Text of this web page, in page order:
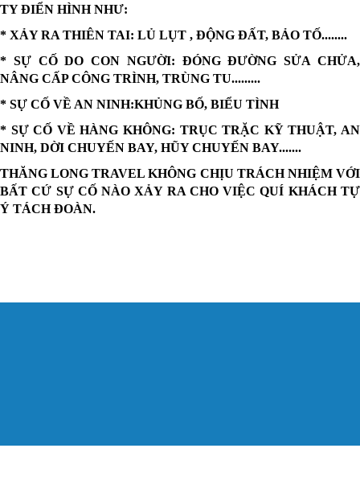
TY ĐIỂN HÌNH NHƯ:
* XẢY RA THIÊN TAI: LỦ LỤT , ĐỘNG ĐẤT, BẢO TỐ........
* SỰ CỐ DO CON NGƯỜI: ĐÓNG ĐƯỜNG SỬA CHỬA,
NÂNG CẤP CÔNG TRÌNH, TRÙNG TU.........
* SỰ CỐ VỀ AN NINH:KHỦNG BỐ, BIỂU TÌNH
* SỰ CỐ VỀ HÀNG KHÔNG: TRỤC TRẶC KỸ THUẬT, AN
NINH, DỜI CHUYẾN BAY, HŨY CHUYẾN BAY.......
THĂNG LONG TRAVEL KHÔNG CHỊU TRÁCH NHIỆM VỚI
BẤT CỨ SỰ CỐ NÀO XẢY RA CHO VIỆC QUÍ KHÁCH TỰ
Ý TÁCH ĐOÀN.